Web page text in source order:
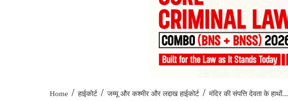
Home / हाईकोर्ट / जम्मू और कश्मीर और लद्दाख हाईकोर्ट / मंदिर की संपत्ति देवता के हाथों...